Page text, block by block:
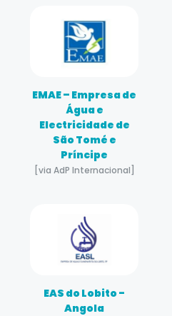
EMAE – Empresa de
Água e
Electricidade de
São Tomé e
Príncipe
[via AdP Internacional]
EAS do Lobito -
Angola